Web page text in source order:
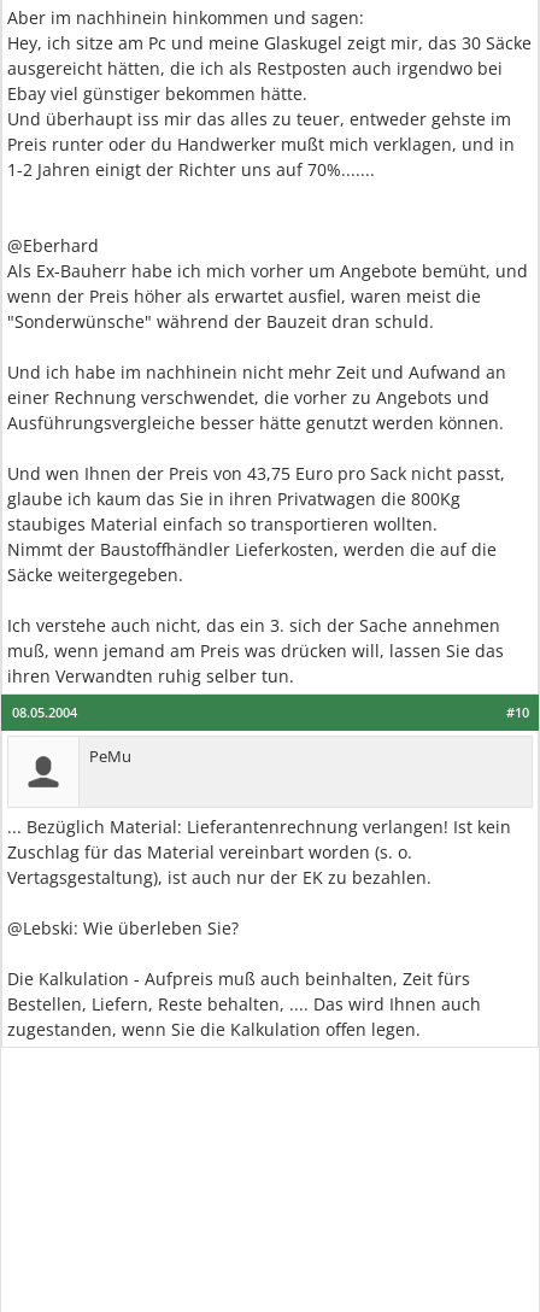
Aber im nachhinein hinkommen und sagen:
Hey, ich sitze am Pc und meine Glaskugel zeigt mir, das 30 Säcke
ausgereicht hätten, die ich als Restposten auch irgendwo bei
Ebay viel günstiger bekommen hätte.
Und überhaupt iss mir das alles zu teuer, entweder gehste im
Preis runter oder du Handwerker mußt mich verklagen, und in
1-2 Jahren einigt der Richter uns auf 70%.......
@Eberhard
Als Ex-Bauherr habe ich mich vorher um Angebote bemüht, und
wenn der Preis höher als erwartet ausfiel, waren meist die
"Sonderwünsche" während der Bauzeit dran schuld.
Und ich habe im nachhinein nicht mehr Zeit und Aufwand an
einer Rechnung verschwendet, die vorher zu Angebots und
Ausführungsvergleiche besser hätte genutzt werden können.
Und wen Ihnen der Preis von 43,75 Euro pro Sack nicht passt,
glaube ich kaum das Sie in ihren Privatwagen die 800Kg
staubiges Material einfach so transportieren wollten.
Nimmt der Baustoffhändler Lieferkosten, werden die auf die
Säcke weitergegeben.
Ich verstehe auch nicht, das ein 3. sich der Sache annehmen
muß, wenn jemand am Preis was drücken will, lassen Sie das
ihren Verwandten ruhig selber tun.
#10
08.05.2004
PeMu
... Bezüglich Material: Lieferantenrechnung verlangen! Ist kein
Zuschlag für das Material vereinbart worden (s. o.
Vertagsgestaltung), ist auch nur der EK zu bezahlen.
@Lebski: Wie überleben Sie?
Die Kalkulation - Aufpreis muß auch beinhalten, Zeit fürs
Bestellen, Liefern, Reste behalten, .... Das wird Ihnen auch
zugestanden, wenn Sie die Kalkulation offen legen.